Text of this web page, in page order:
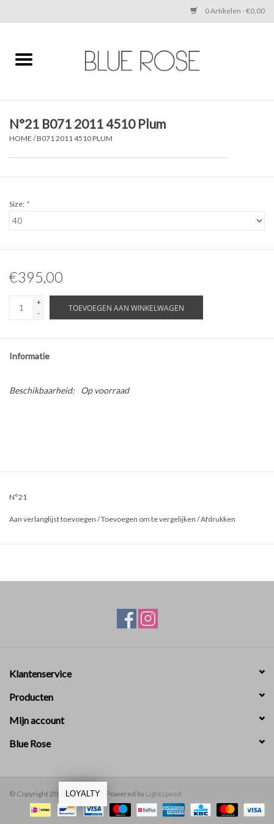
0 Artikelen - €0,00
Home
ACCESSORIES
ABOUT US
N°21 B071 2011 4510 Plum
HOME /B071 2011 4510 PLUM
Size: *
€395,00
+
-
TOEVOEGEN AAN WINKELWAGEN
Informatie
Beschikbaarheid: Op voorraad
N°21
Aan verlanglijst toevoegen /Toevoegen om te vergelijken /Afdrukken
Klantenservice
Producten
Mijn account
Blue Rose
© Copyright 2026 Blue Rose - Powered by Lightspeed
LOYALTY